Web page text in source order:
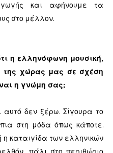
και αφήνουμε τα
στο μέλλον.
η ελληνόφωνη μουσική,
της χώρας μας σε σχέση
η γνώμη σας;
αυτό δεν ξέρω. Σίγουρα το
στη μόδα όπως κάποτε.
καταιγίδα των ελληνικών